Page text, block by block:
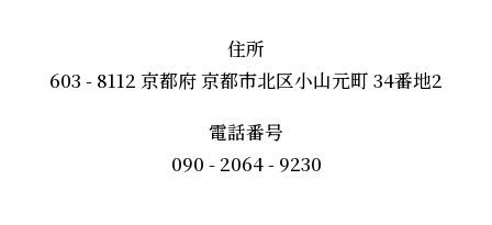
住所
603 - 8112 京都府 京都市北区小山元町 34番地2
電話番号
090 - 2064 - 9230